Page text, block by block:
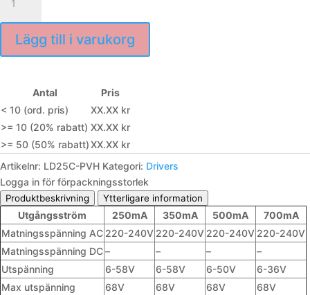
PVH
mängd
Lägg till i varukorg
Antal
Pris
< 10 (ord. pris)
XX.XX kr
>= 10 (20% rabatt) XX.XX kr
>= 50 (50% rabatt)XX.XX kr
Artikelnr: LD25C-PVH Kategori: Drivers
Logga in för förpackningsstorlek
Produktbeskrivning Ytterligare information
Utgångsström 250mA 350mA 500mA
700mA
Matningsspänning AC 220-240V 220-240V 220-240V 220-240V
Matningsspänning DC– – –
–
Utspänning
6-58V 6-58V 6-50V
6-36V
Max utspänning
68V 68V 68V
68V